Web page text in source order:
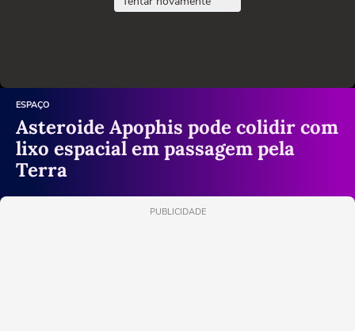
ESPAÇO
Asteroide Apophis pode colidir com
lixo espacial em passagem pela
Terra
PUBLICIDADE